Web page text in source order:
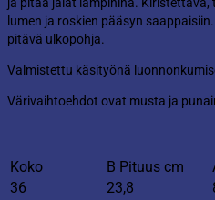
lumen ja roskien pääsyn
pitävä ulkopohja.
Valmistettu käsityönä
Värivaihtoehdot ovat musta ja
Koko B Pituus cm
36
23,8